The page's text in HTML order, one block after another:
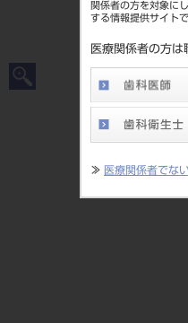
関係者の方を対象に
する情報提供サイト
医療関係者の方は
≫ 医療関係者でな